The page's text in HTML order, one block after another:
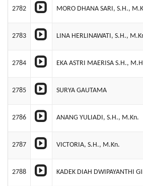
2782 MORO DHANA SARI, S.H.,
2783 LINA HERLINAWATI, S.H.,
2784 EKA ASTRI MAERISA S.H.,
2785 SURYA GAUTAMA
2786 ANANG YULIADI, S.H., M.Kn.
2787 VICTORIA, S.H., M.Kn.
2788 KADEK DIAH DWIPAYANTHI